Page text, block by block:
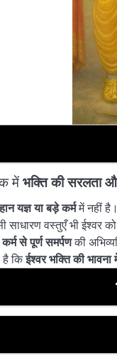
में भक्ति की सरलता
यज्ञ या बड़े कर्ममें नहीं है।
साधारण वस्तुएँ भी ईश्वर को
से पूर्ण समर्पणकी
है किईश्वर भक्ति की